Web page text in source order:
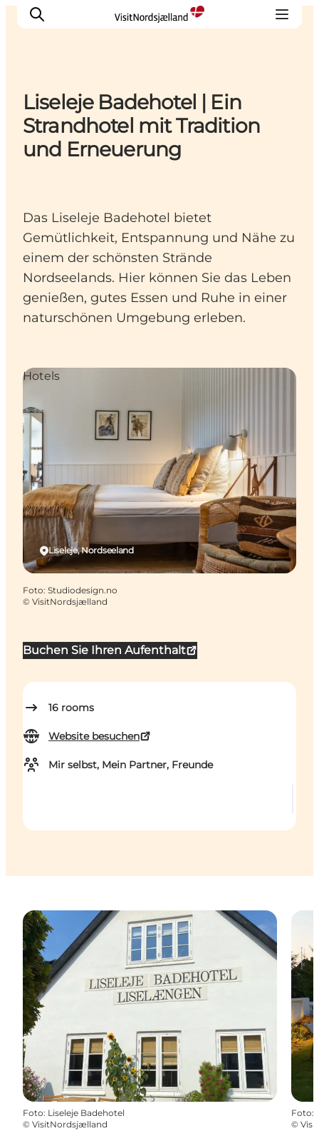
Highlights
Erlebnisse
Geschmack
Reiseplanung
Liseleje Badehotel | Ein
Strandhotel mit Tradition
und Erneuerung
Das Liseleje Badehotel bietet
Gemütlichkeit, Entspannung und Nähe zu
einem der schönsten Strände
Nordseelands. Hier können Sie das Leben
genießen, gutes Essen und Ruhe in einer
naturschönen Umgebung erleben.
Buchen Sie Ihren Aufenthalt
16 rooms
Website besuchen
Mir selbst, Mein Partner, Freunde
Liseleje, Nordseeland
Hotels
Foto: Studiodesign.no
© VisitNordsjælland
Foto: Liseleje Badehotel
© VisitNordsjælland
Foto:
©